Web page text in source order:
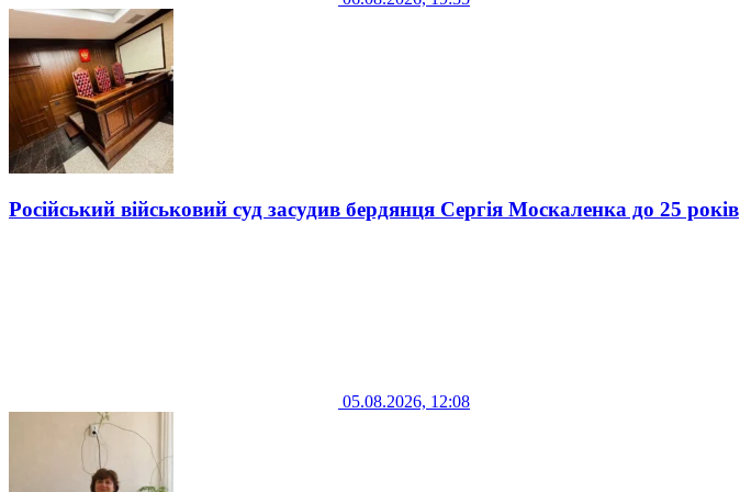
Російський військовий суд засудив бердянця Сергія Москаленка до 25 років
05.08.2026, 12:08